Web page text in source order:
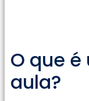
O que
aula?